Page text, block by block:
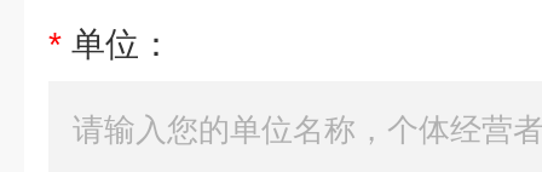
* 单位：